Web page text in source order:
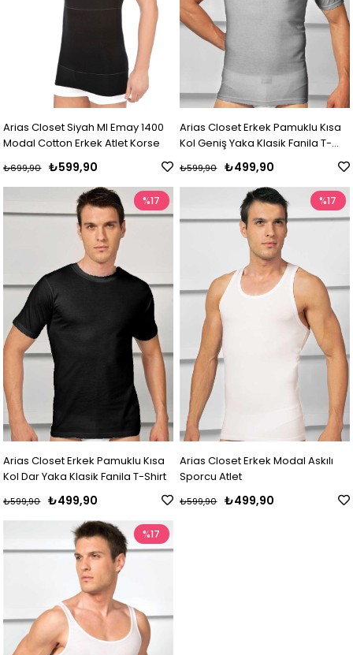
Arias Closet Siyah MI Emay 1400
Modal Cotton Erkek Atlet Korse
₺599,90
₺699,90
Arias Closet Erkek Pamuklu Kısa
Kol Geniş Yaka Klasik Fanila T-
₺499,90
₺599,90
Arias Closet Erkek Pamuklu Kısa
Kol Dar Yaka Klasik Fanila T-Shirt
₺499,90
₺599,90
%17
Arias Closet Erkek Modal Askılı
Sporcu Atlet
₺499,90
₺599,90
%17
%17